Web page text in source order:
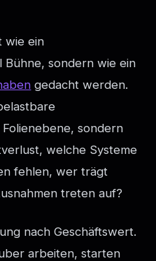
wie ein
Bühne, sondern wie ein
gedacht werden.
sondern
welche Systeme
fehlen, wer trägt
treten auf?
nach Geschäftswert.
arbeiten, starten